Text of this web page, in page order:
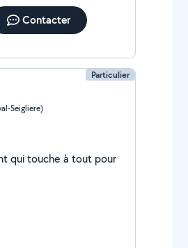
Contacter
Particulier
Seigliere)
qui touche à tout pour